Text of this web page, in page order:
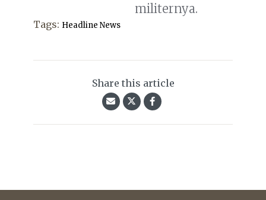
militernya.
Tags: Headline News
Share this article